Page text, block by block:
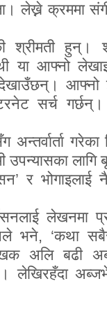
लेख्ने क्रममा
हुन्।
या आफ्नो
आफ्नो
सर्च गर्छन्।
अन्तर्वार्ता
लागि
र
लेखनमा
उनले भने, ‘कथा
अलि बढी
लेखिरहँदा